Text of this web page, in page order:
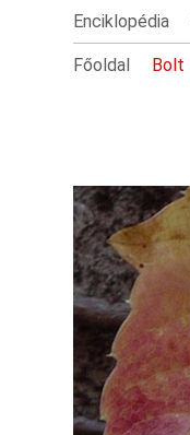
Enciklopédia
Főoldal Bolt